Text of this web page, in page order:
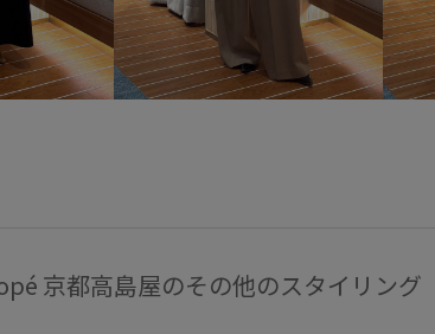
京都高島屋のその他のスタイリング